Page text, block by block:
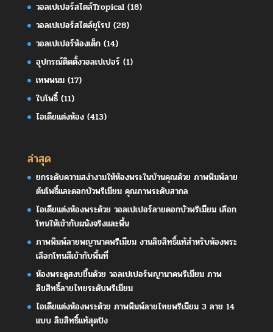
วอลเปเปอร์สไตล์Tropical(18)
วอลเปเปอร์สไตล์ยุโรป(28)
วอลเปเปอร์ห้องเด็ก(14)
อุปกรณ์ติดตั้งวอลเปเปอร์ (1)
เทพพนม(17)
ใบโพธิ์(11)
ไอเดียแต่งห้อง(413)
ล่าสุด
ยกระดับความสง่างามให้ห้องพระในบ้านคุณด้วย ภาพพิมพ์ลาย
ต้นโพธิ์และดอกบัวพรีเมียม คุณภาพระดับสากล
ไอเดียแต่งห้องพระด้วย วอลเปเปอร์ลายดอกบัวพรีเมียม เลือก
โทนให้เข้ากับผนังจริงและพื้น
ภาพพิมพ์ลายพญานาคพรีเมียม งานลิขสิทธิ์แท้สำหรับห้องพระ
เลือกโทนสีเข้ากับพื้นที่
ห้องพระดูสงบขึ้นด้วย วอลเปเปอร์พญานาคพรีเมียม ภาพ
ลิขสิทธิ์ลายไทยระดับพรีเมียม
ไอเดียแต่งห้องพระด้วย ภาพพิมพ์ลายไทยพรีเมียม 3 ลาย 14
แบบ ลิขสิทธิ์แท้สุดปัง